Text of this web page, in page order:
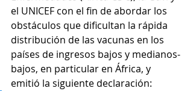
el UNICEF con el fin de abordar los
obstáculos que dificultan la rápida
distribución de las vacunas en los
países de ingresos bajos y medianos-
bajos, en particular en África, y
emitió la siguiente declaración: